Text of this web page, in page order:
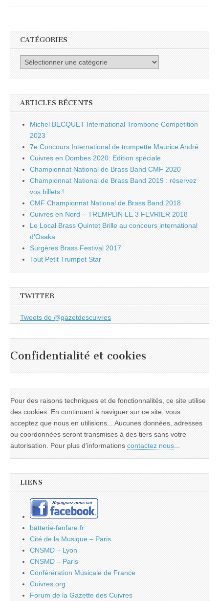
CATÉGORIES
Catégories
ARTICLES RÉCENTS
Michel BECQUET International Trombone Competition
2023
7e Concours International de trompette Maurice André
Cuivres en Dombes 2020: Edition spéciale
Championnat National de Brass Band CMF 2020
Championnat National de Brass Band 2019 : réservez
vos billets !
CMF Championnat National de Brass Band 2018
Cuivres en Nord – TREMPLIN LE 3 FEVRIER 2018
Le Local Brass Quintet Brille au concours international
d’Osaka
Surgères Brass Festival 2017
Tout Petit Trumpet Star
TWITTER
Tweets de @gazetdescuivres
Confidentialité et cookies
Pour des raisons techniques et de fonctionnalités, ce site utilise
des cookies. En continuant à naviguer sur ce site, vous
acceptez que nous en utilisions... Aucunes données, adresses
ou coordonnées seront transmises à des tiers sans votre
autorisation. Pour plus d'informations contactez nous...
LIENS
batterie-fanfare.fr
Cité de la Musique – Paris
CNSMD – Lyon
CNSMD – Paris
Conférération Musicale de France
Cuivres.org
Forum de la Gazette des Cuivres